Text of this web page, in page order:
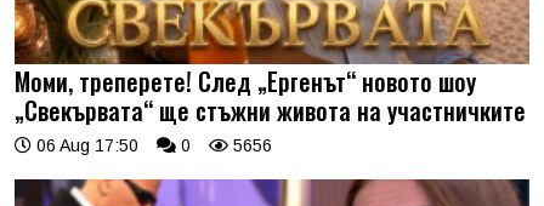
Моми, треперете! След „Ергенът“ новото шоу
„Свекървата“ ще стъжни живота на участничките
06 Aug 17:50 0 5656